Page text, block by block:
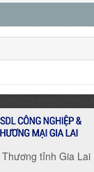
tỉnh Gia Lai